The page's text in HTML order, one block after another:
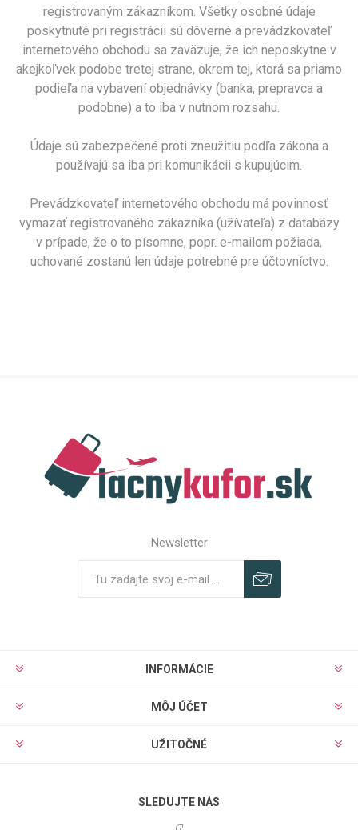
registrovaným zákazníkom. Všetky osobné údaje
poskytnuté pri registrácii sú dôverné a prevádzkovateľ
internetového obchodu sa zaväzuje, že ich neposkytne v
akejkoľvek podobe tretej strane, okrem tej, ktorá sa priamo
podieľa na vybavení objednávky (banka, prepravca a
podobne) a to iba v nutnom rozsahu.
Údaje sú zabezpečené proti zneužitiu podľa zákona a
používajú sa iba pri komunikácii s kupujúcim.
Prevádzkovateľ internetového obchodu má povinnosť
vymazať registrovaného zákazníka (užívateľa) z databázy
v prípade, že o to písomne, popr. e-mailom požiada,
uchované zostanú len údaje potrebné pre účtovníctvo.
Newsletter
INFORMÁCIE
MÔJ ÚČET
UŽITOČNÉ
SLEDUJTE NÁS